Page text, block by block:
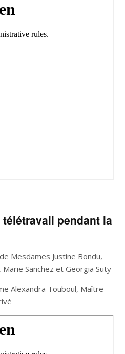
télétravail pendant la
Mesdames Justine Bondu,
Marie Sanchez et Georgia Suty
Alexandra Touboul, Maître